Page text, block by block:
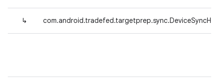
↳